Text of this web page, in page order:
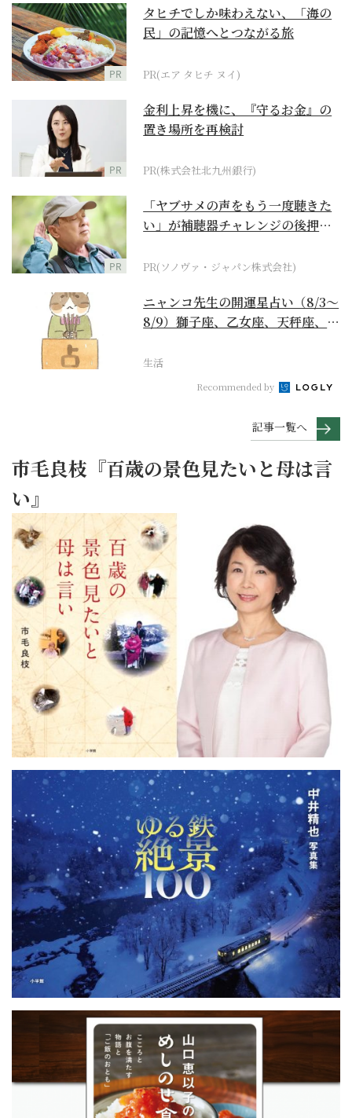
PR
タヒチでしか味わえない、「海の
民」の記憶へとつながる旅
PR(エア タヒチ ヌイ)
PR
金利上昇を機に、『守るお金』の
置き場所を再検討
PR(株式会社北九州銀行)
PR
「ヤブサメの声をもう一度聴きた
い」が補聴器チャレンジの後押し
PR(ソノヴァ・ジャパン株式会社)
ニャンコ先生の開運星占い（8/3～
8/9）獅子座、乙女座、天秤座、蠍
生活
Recommended by
記事一覧へ
市毛良枝『百歳の景色見たいと母は言
い』